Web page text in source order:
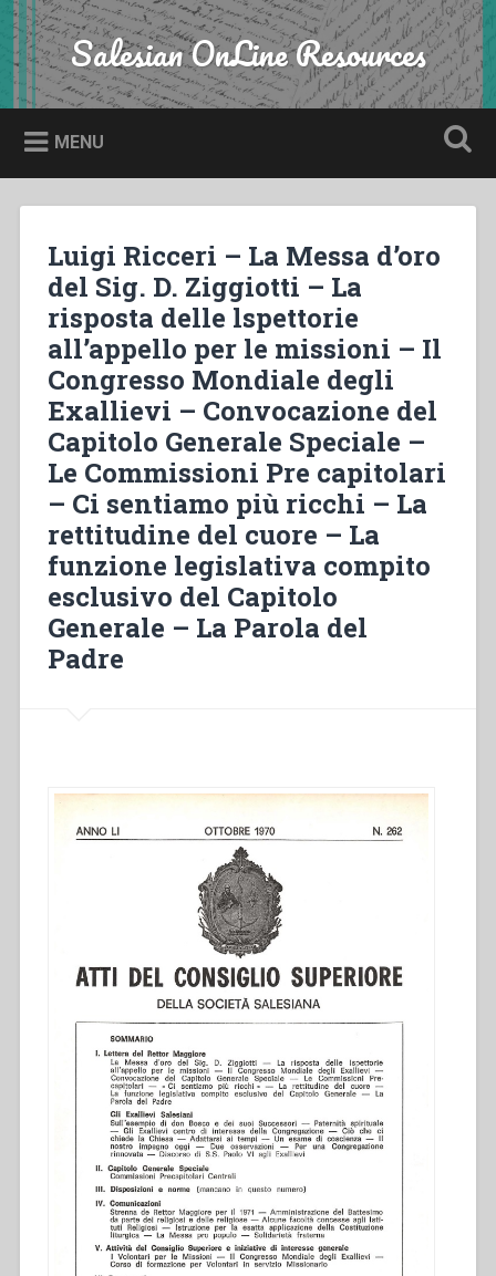
Skip
to
content
Search Salesian OnLine Resources
MENU
Luigi Ricceri – La Messa d’oro
del Sig. D. Ziggiotti – La
risposta delle lspettorie
all’appello per le missioni – Il
Congresso Mondiale degli
Exallievi – Convocazione del
Capitolo Generale Speciale –
Le Commissioni Pre capitolari
– Ci sentiamo più ricchi – La
rettitudine del cuore – La
funzione legislativa compito
esclusivo del Capitolo
Generale – La Parola del
Padre